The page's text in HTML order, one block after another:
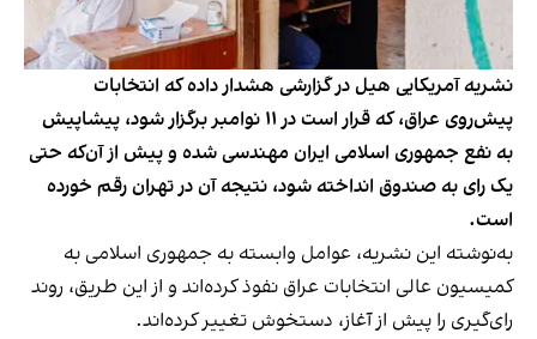
نشریه آمریکایی هیل در گزارشی هشدار داده که انتخابات
پیش‌روی عراق، که قرار است در ۱۱ نوامبر برگزار شود، پیشاپیش
به نفع جمهوری اسلامی ایران مهندسی شده و پیش از آن‌که حتی
یک رای به صندوق انداخته شود، نتیجه آن در تهران رقم خورده
است.
به‌نوشته این نشریه، عوامل وابسته به جمهوری اسلامی به
کمیسیون عالی انتخابات عراق نفوذ کرده‌اند و از این طریق، روند
رای‌گیری را پیش از آغاز، دستخوش تغییر کرده‌اند.